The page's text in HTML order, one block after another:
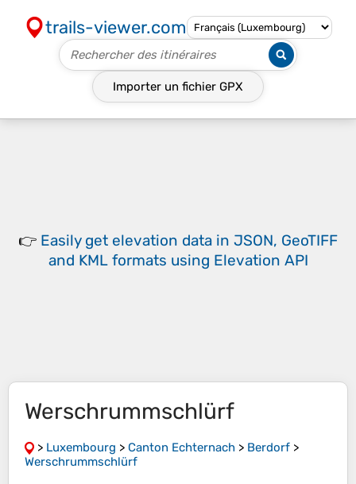
trails-viewer.com
Importer un fichier GPX
👉 Easily get elevation data in JSON, GeoTIFF
and KML formats using Elevation API
Werschrummschlürf
> Luxembourg > Canton Echternach > Berdorf >
Werschrummschlürf